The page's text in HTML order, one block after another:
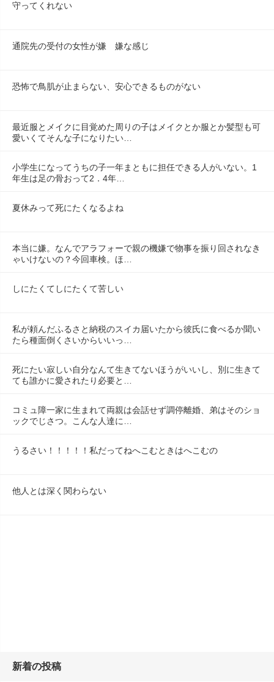
守ってくれない
通院先の受付の女性が嫌　嫌な感じ
恐怖で鳥肌が止まらない、安心できるものがない
最近服とメイクに目覚めた周りの子はメイクとか服とか髪型も可
愛いくてそんな子になりたい…
小学生になってうちの子一年まともに担任できる人がいない。1
年生は足の骨おって2．4年…
夏休みって死にたくなるよね
本当に嫌。なんでアラフォーで親の機嫌で物事を振り回されなき
ゃいけないの？今回車検。ほ…
しにたくてしにたくて苦しい
私が頼んだふるさと納税のスイカ届いたから彼氏に食べるか聞い
たら種面倒くさいからいいっ…
死にたい寂しい自分なんて生きてないほうがいいし、別に生きて
ても誰かに愛されたり必要と…
コミュ障一家に生まれて両親は会話せず調停離婚、弟はそのショ
ックでじさつ。こんな人達に…
うるさい！！！！！私だってねへこむときはへこむの
他人とは深く関わらない
新着の投稿